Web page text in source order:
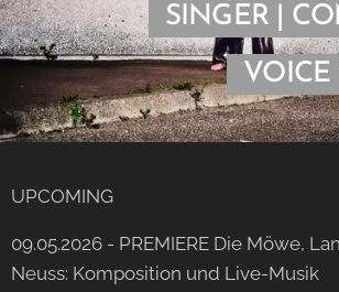
SINGER |
VOICE
UPCOMING
09.05.2026 - PREMIERE Die Möwe,
Neuss: Komposition und Live-Musik